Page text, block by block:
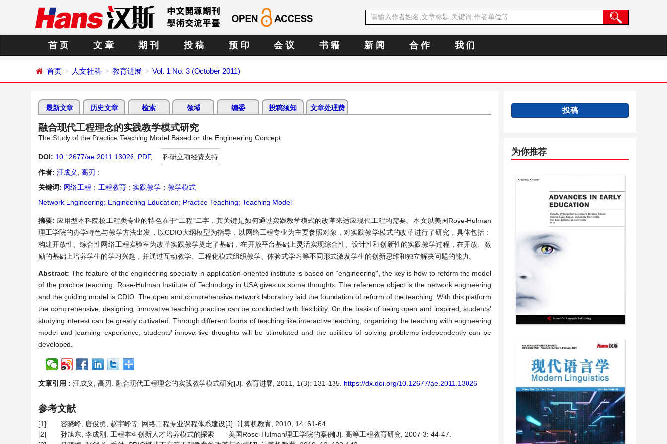
首 页 文 章 期 刊 投 稿 预 印 会 议 书 籍 新 闻 合 作 我 们
首页 人文社科 教育进展 Vol. 1 No. 3 (October 2011)
最新文章 历史文章 检索 领域 编委 投稿须知 文章处理费
融合现代工程理念的实践教学模式研究
The Study of the Practice Teaching Model Based on the Engineering Concept
DOI: 10.12677/ae.2011.13026 PDF,
科研立项经费支持
作者: 汪成义 高刃 ：
关键词: 网络工程 ； 工程教育 ； 实践教学 ； 教学模式
Network Engineering; Engineering Education; Practice Teaching; Teaching Model
摘要: 应用型本科院校工程类专业的特色在于“工程”二字，其关键是如何通过实践教学模式的改革来适应现代工程的需要。本文以美国Rose-Hulman
理工学院的办学特色与教学方法出发，以CDIO大纲模型为指导，以网络工程专业为主要参照对象，对实践教学模式的改革进行了研究，具体包括：
构建开放性、综合性网络工程实验室为改革实践教学奠定了基础，在开放平台基础上灵活实现综合性、设计性和创新性的实践教学过程，在开放、激
励的基础上培养学生的学习兴趣，并通过互动教学、工程化模式组织教学、体验式学习等不同形式激发学生的创新思维和独立解决问题的能力。
Abstract:The feature of the engineering specialty in application-oriented institute is based on “engineering”, the key is how to reform the model
of the practice teaching. Rose-Hulman Institute of Technology in USA gives us some thoughts. The reference object is the network engineering
and the guiding model is CDIO. The open and comprehensive network laboratory laid the foundation of reform of the teaching. With this platform
the comprehensive, designing, innovative teaching practice can be conducted with flexibility. On the basis of being open and inspired, students’
studying interest can be greatly cultivated. Through different forms of teaching like interactive teaching, organizing the teaching with engineering
model and learning experience, students’ innova-tive thoughts will be stimulated and the abilities of solving problems independently can be
developed.
文章引用： 汪成义, 高刃. 融合现代工程理念的实践教学模式研究[J]. 教育进展, 2011, 1(3): 131-135. https://dx.doi.org/10.12677/ae.2011.13026
参考文献
[1]
容晓峰, 唐俊勇, 赵宇峰等. 网络工程专业课程体系建设[J]. 计算机教育, 2010, 14: 61-64.
[2]
孙旭东, 李成刚. 工程本科创新人才培养模式的探索——美国Rose-Hulman理工学院的案例[J]. 高等工程教育研究, 2007 3: 44-47.
投稿
为你推荐